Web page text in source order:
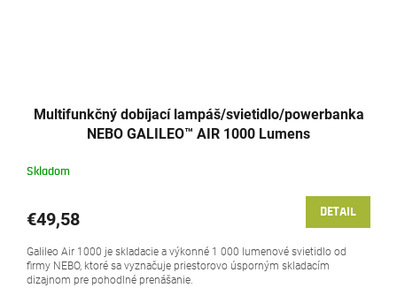
Multifunkčný dobíjací lampáš/svietidlo/powerbanka
NEBO GALILEO™ AIR 1000 Lumens
Skladom
€49,58 DETAIL
Galileo Air 1000 je skladacie a výkonné 1 000 lumenové svietidlo od
firmy NEBO, ktoré sa vyznačuje priestorovo úsporným skladacím
dizajnom pre pohodlné prenášanie.